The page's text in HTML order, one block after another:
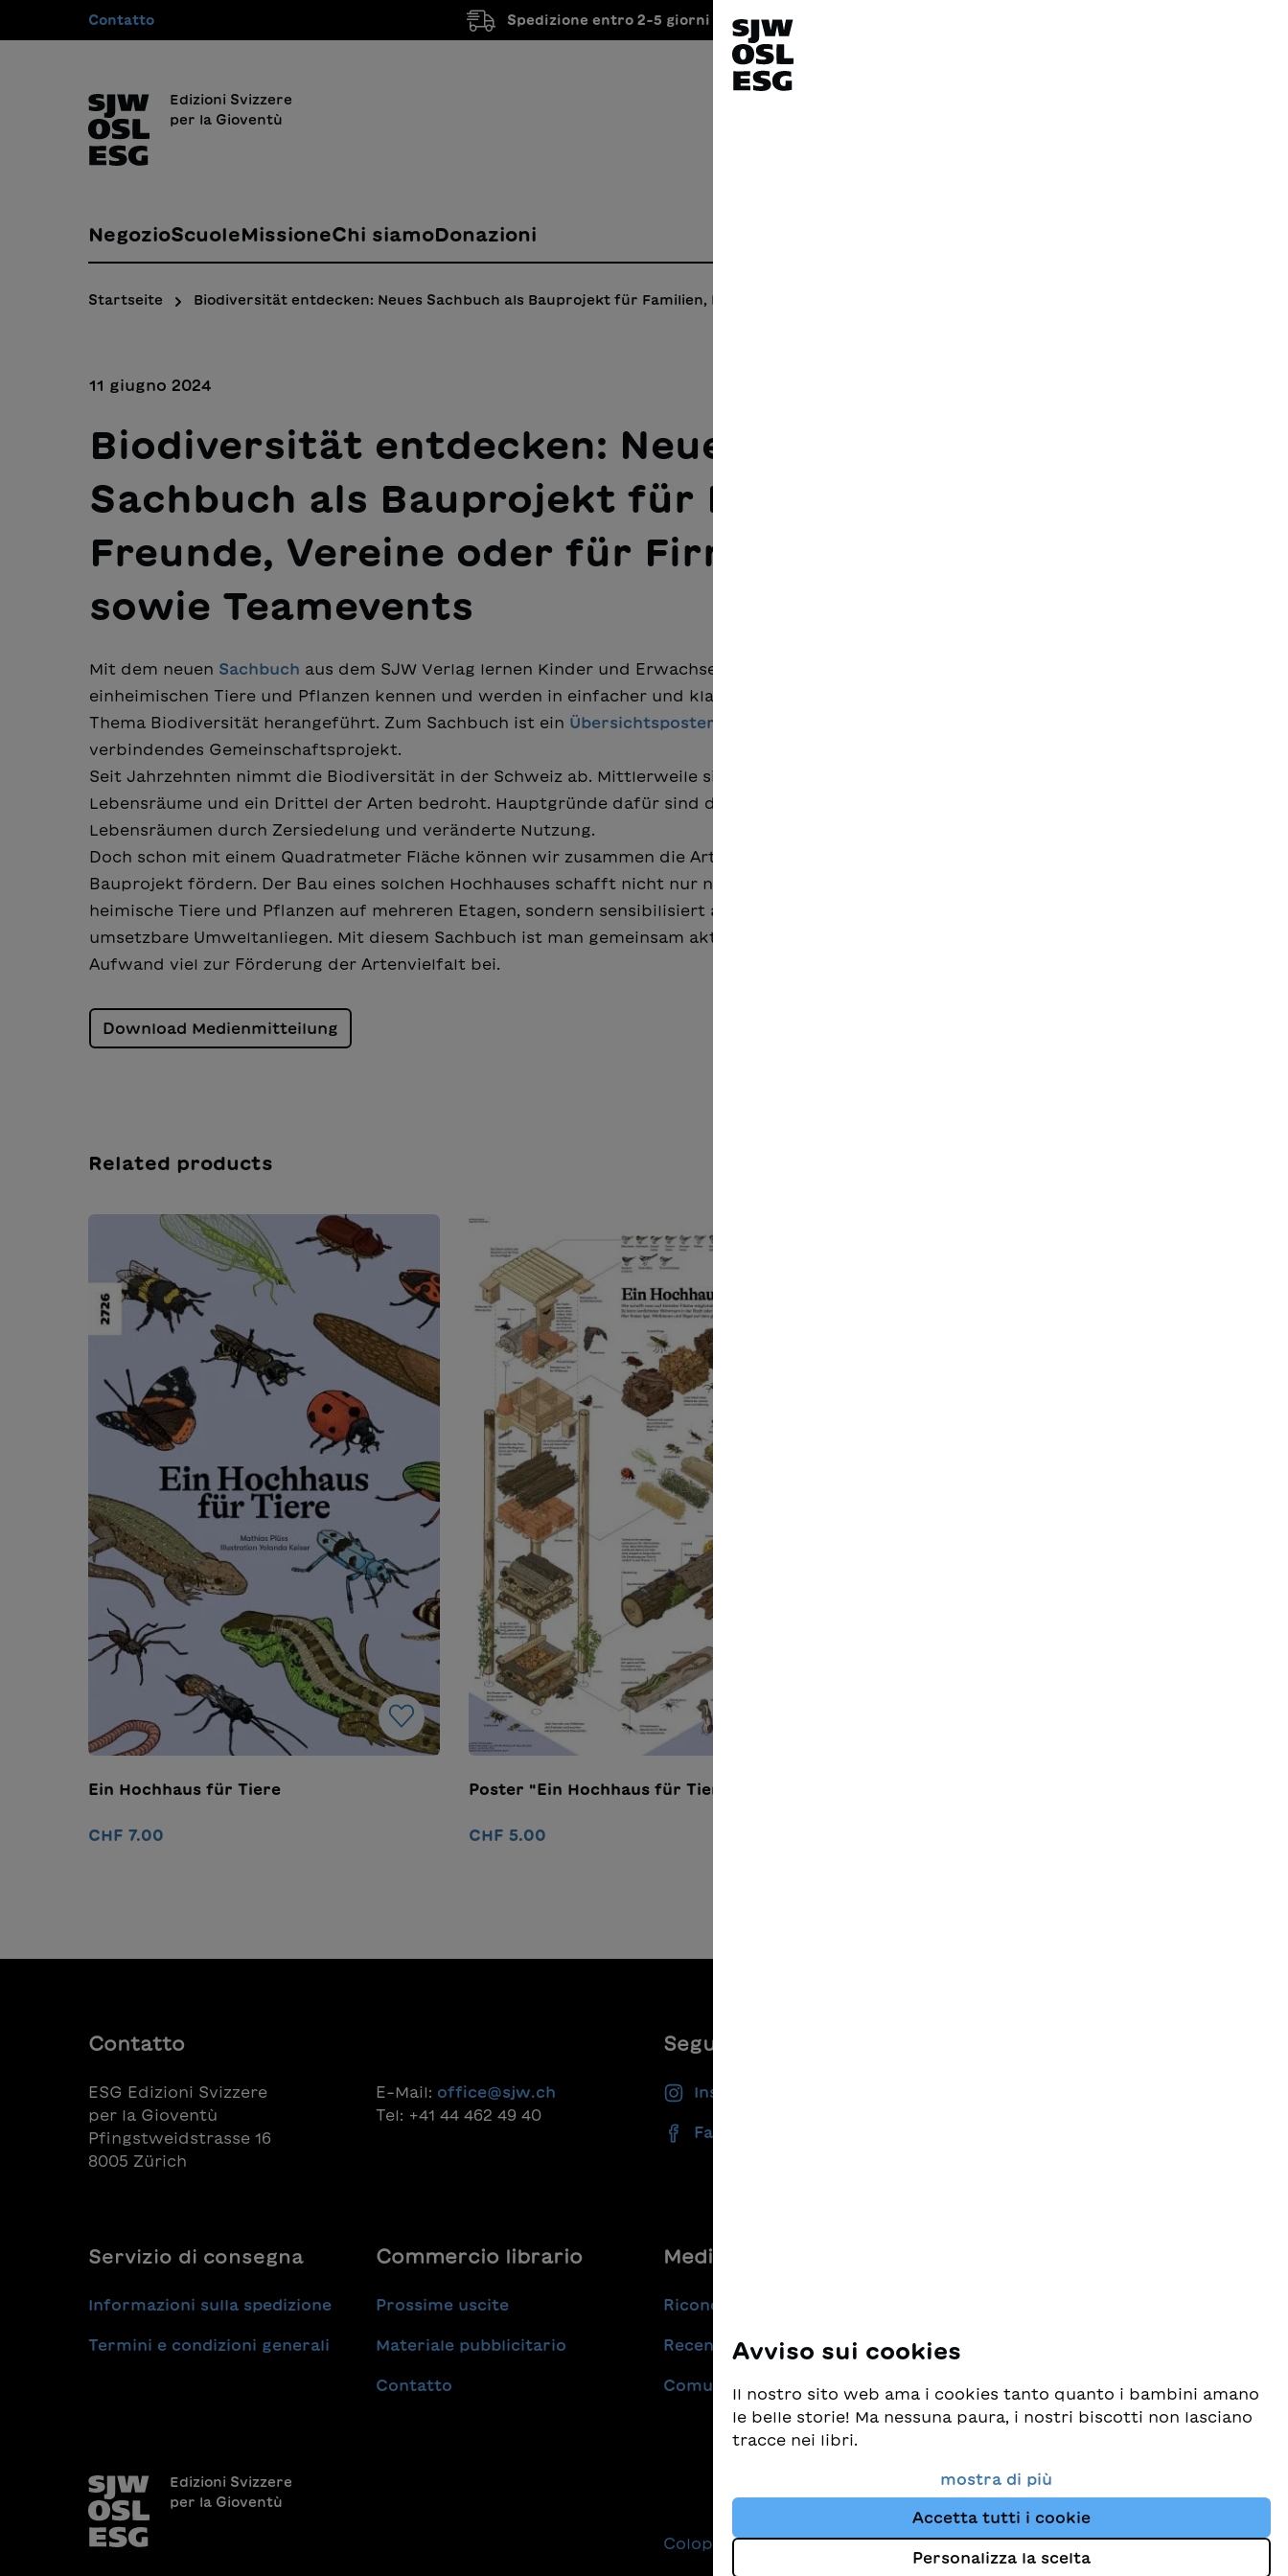
Passa alla navigazione principale
Contatto Spedizione entro 2-5 giorni lavorativi
Edizioni Svizzere
per la Gioventù
NegozioScuoleMissioneChi siamoDonazioni
Startseite Biodiversität entdecken: Neues Sachbuch als Bauprojekt für Familien, Freunde, Vereine oder für Firmen- sowie Teamevents
11 giugno 2024
Biodiversität entdecken: Neues
Sachbuch als Bauprojekt für Familien,
Freunde, Vereine oder für Firmen-
sowie Teamevents
Mit dem neuen Sachbuch aus dem SJW Verlag lernen Kinder und Erwachsene die häufigsten
einheimischen Tiere und Pflanzen kennen und werden in einfacher und klarer Sprache an das
Thema Biodiversität herangeführt. Zum Sachbuch ist ein Übersichtsposter
verbindendes Gemeinschaftsprojekt.
Seit Jahrzehnten nimmt die Biodiversität in der Schweiz ab. Mittlerweile sind die Hälfte der
Lebensräume und ein Drittel der Arten bedroht. Hauptgründe dafür sind der Verlust von
Lebensräumen durch Zersiedelung und veränderte Nutzung.
Doch schon mit einem Quadratmeter Fläche können wir zusammen die Artenvielfalt mit einem
Bauprojekt fördern. Der Bau eines solchen Hochhauses schafft nicht nur neuen Wohnraum für
heimische Tiere und Pflanzen auf mehreren Etagen, sondern sensibilisiert auch alle für leicht
umsetzbare Umweltanliegen. Mit diesem Sachbuch ist man gemeinsam aktiv und trägt mit wenig
Aufwand viel zur Förderung der Artenvielfalt bei.
Download Medienmitteilung
Salta la galleria dei prodotti
Related products
Ein Hochhaus für Tiere
CHF 7.00
Poster "Ein Hochhaus für Tiere"
CHF 5.00
Contatto
ESG Edizioni Svizzere
per la Gioventù
Pfingstweidstrasse 16
8005 Zürich
E-Mail: office@sjw.ch
Tel: +41 44 462 49 40
Seguiteci
Instagram
Facebook
Servizio di consegna
Informazioni sulla spedizione
Termini e condizioni generali
Commercio librario
Prossime uscite
Materiale pubblicitario
Contatto
Medie
Riconoscimenti
Recensioni
Comunicati stampa
Edizioni Svizzere
per la Gioventù
Colophon Protezione dei dati
Avviso sui cookies
Il nostro sito web ama i cookies tanto quanto i bambini amano
le belle storie! Ma nessuna paura, i nostri biscotti non lasciano
tracce nei libri.
Prendiamo molto seriamente la protezione dei vostri dati e al
tempo stesso desideriamo che possiate sempre trovare da noi
i migliori libri per bambini. Questo sito Web utilizza cookies e
altre tecnologie di tracciamento per migliorare
costantemente la nostra offerta e proporvi storie su misura
mostra di più
Accetta tutti i cookie
Personalizza la scelta